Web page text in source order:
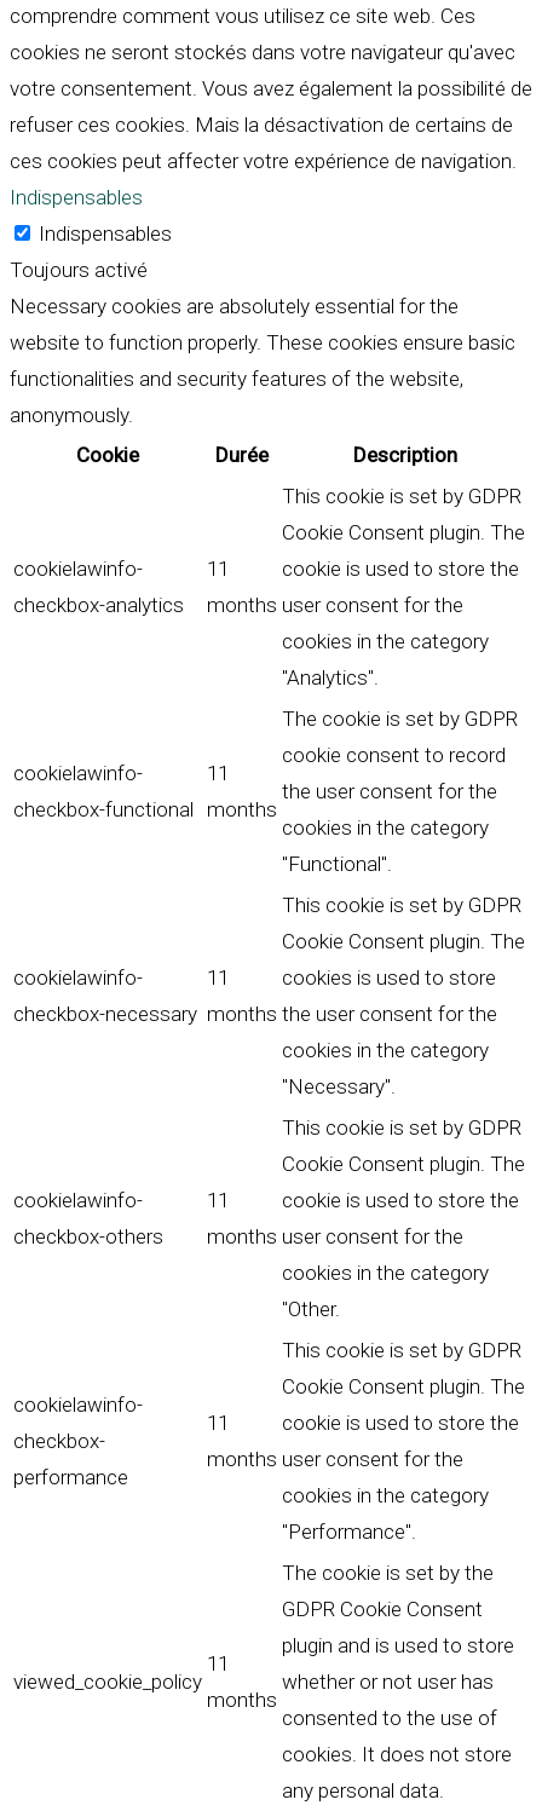
comprendre comment vous utilisez ce site web. Ces
cookies ne seront stockés dans votre navigateur qu'avec
votre consentement. Vous avez également la possibilité de
refuser ces cookies. Mais la désactivation de certains de
ces cookies peut affecter votre expérience de navigation.
Indispensables
Indispensables
Toujours activé
Necessary cookies are absolutely essential for the
website to function properly. These cookies ensure basic
functionalities and security features of the website,
anonymously.
Cookie
Durée Description
cookielawinfo-
checkbox-analytics
11
months
This cookie is set by GDPR
Cookie Consent plugin. The
cookie is used to store the
user consent for the
cookies in the category
"Analytics".
cookielawinfo-
checkbox-functional
11
months
The cookie is set by GDPR
cookie consent to record
the user consent for the
cookies in the category
"Functional".
cookielawinfo-
checkbox-necessary
11
months
This cookie is set by GDPR
Cookie Consent plugin. The
cookies is used to store
the user consent for the
cookies in the category
"Necessary".
cookielawinfo-
checkbox-others
11
months
This cookie is set by GDPR
Cookie Consent plugin. The
cookie is used to store the
user consent for the
cookies in the category
"Other.
cookielawinfo-
checkbox-
performance
11
months
This cookie is set by GDPR
Cookie Consent plugin. The
cookie is used to store the
user consent for the
cookies in the category
"Performance".
viewed_cookie_policy
11
months
The cookie is set by the
GDPR Cookie Consent
plugin and is used to store
whether or not user has
consented to the use of
cookies. It does not store
any personal data.